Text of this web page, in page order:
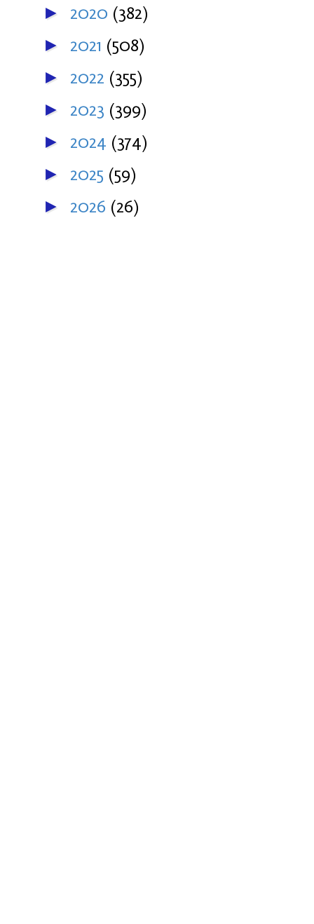
► 2020 (382)
► 2021 (508)
► 2022 (355)
► 2023 (399)
► 2024 (374)
► 2025 (59)
► 2026 (26)